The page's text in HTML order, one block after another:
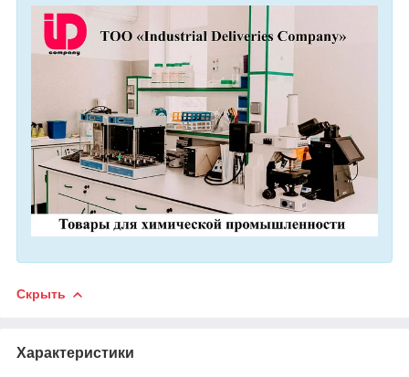
Скрыть
Характеристики